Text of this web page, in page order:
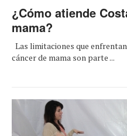
¿Cómo atiende
mama?
Las limitaciones que
cáncer de mama son parte ...